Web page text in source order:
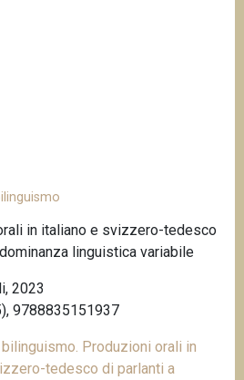
in italiano e svizzero-tedesco
linguistica variabile
2023
9788835151937
Produzioni orali in
tedesco di parlanti a